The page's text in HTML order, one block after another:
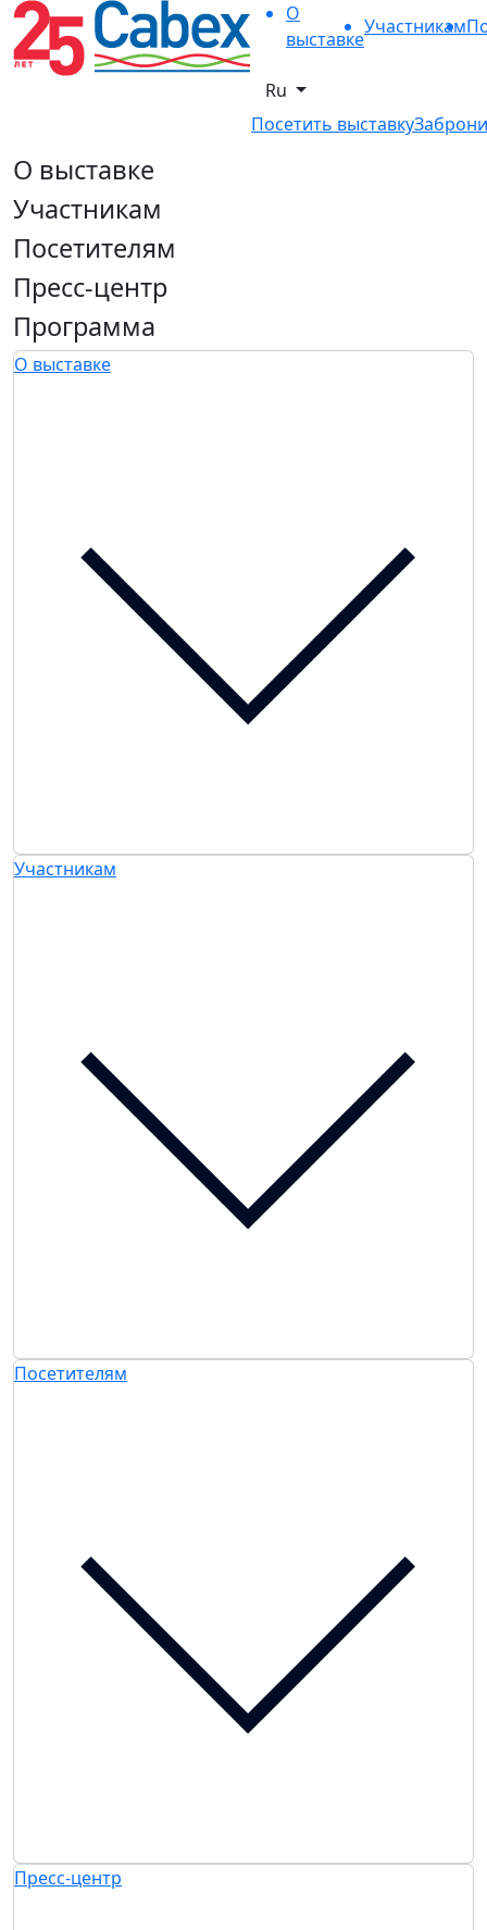
О
выставке
Участникам
Ru
Посетить выставку
О выставке
Участникам
Посетителям
Пресс-центр
Программа
О выставке
Участникам
Посетителям
Пресс-центр